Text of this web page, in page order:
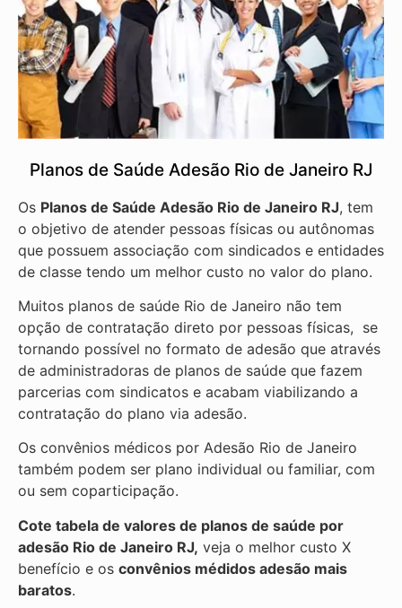
Planos de Saúde Adesão Rio de Janeiro RJ
Os Planos de Saúde Adesão Rio de Janeiro RJ, tem
o objetivo de atender pessoas físicas ou autônomas
que possuem associação com sindicados e entidades
de classe tendo um melhor custo no valor do plano.
Muitos planos de saúde Rio de Janeiro não tem
opção de contratação direto por pessoas físicas, se
tornando possível no formato de adesão que através
de administradoras de planos de saúde que fazem
parcerias com sindicatos e acabam viabilizando a
contratação do plano via adesão.
Os convênios médicos por Adesão Rio de Janeiro
também podem ser plano individual ou familiar, com
ou sem coparticipação.
Cote tabela de valores de planos de saúde por
adesão Rio de Janeiro RJ, veja o melhor custo X
benefício e os convênios médidos adesão mais
baratos.